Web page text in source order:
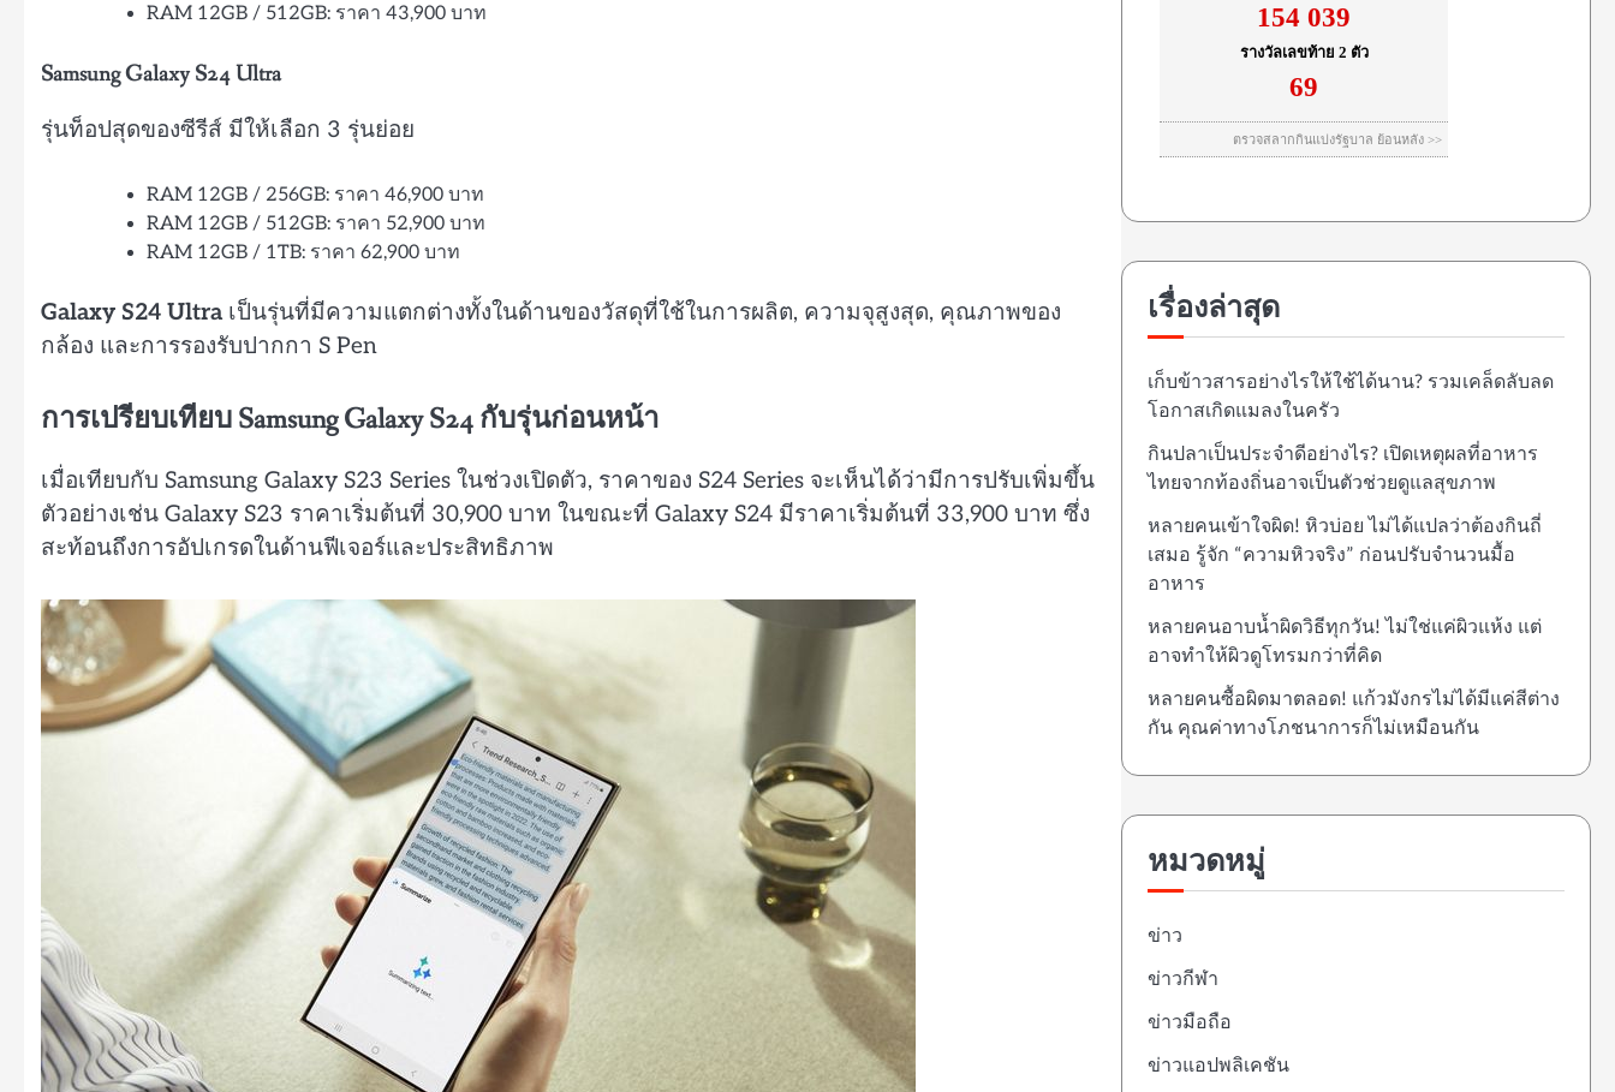
RAM 12GB / 512GB: ราคา 43,900 บาท
Samsung Galaxy S24 Ultra
รุ่นท็อปสุดของซีรีส์ มีให้เลือก 3 รุ่นย่อย
RAM 12GB / 256GB: ราคา 46,900 บาท
RAM 12GB / 512GB: ราคา 52,900 บาท
RAM 12GB / 1TB: ราคา 62,900 บาท
Galaxy S24 Ultraเป็นรุ่นที่มีความแตกต่างทั้งในด้านของวัสดุที่ใช้ในการผลิต, ความจุสูงสุด, คุณภาพของ
กล้อง และการรองรับปากกา S Pen
การเปรียบเทียบ Samsung Galaxy S24 กับรุ่นก่อนหน้า
เมื่อเทียบกับ Samsung Galaxy S23 Series ในช่วงเปิดตัว, ราคาของ S24 Series จะเห็นได้ว่ามีการปรับเพิ่มขึ้น
ตัวอย่างเช่น Galaxy S23 ราคาเริ่มต้นที่ 30,900 บาท ในขณะที่ Galaxy S24 มีราคาเริ่มต้นที่ 33,900 บาท ซึ่ง
สะท้อนถึงการอัปเกรดในด้านฟีเจอร์และประสิทธิภาพ
เรื่องล่าสุด
เก็บข้าวสารอย่างไรให้ใช้ได้นาน? รวมเคล็ดลับลด
โอกาสเกิดแมลงในครัว
กินปลาเป็นประจำดีอย่างไร? เปิดเหตุผลที่อาหาร
ไทยจากท้องถิ่นอาจเป็นตัวช่วยดูแลสุขภาพ
หลายคนเข้าใจผิด! หิวบ่อย ไม่ได้แปลว่าต้องกินถี่
เสมอ รู้จัก “ความหิวจริง” ก่อนปรับจำนวนมื้อ
อาหาร
หลายคนอาบน้ำผิดวิธีทุกวัน! ไม่ใช่แค่ผิวแห้ง แต่
อาจทำให้ผิวดูโทรมกว่าที่คิด
หลายคนซื้อผิดมาตลอด! แก้วมังกรไม่ได้มีแค่สีต่าง
กัน คุณค่าทางโภชนาการก็ไม่เหมือนกัน
หมวดหมู่
ข่าว
ข่าวกีฬา
ข่าวมือถือ
ข่าวแอปพลิเคชัน